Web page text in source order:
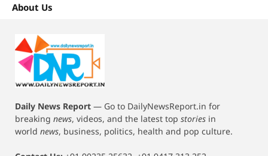
About Us
Daily News Report — Go to DailyNewsReport.in for
breaking news, videos, and the latest top stories in
world news, business, politics, health and pop culture.